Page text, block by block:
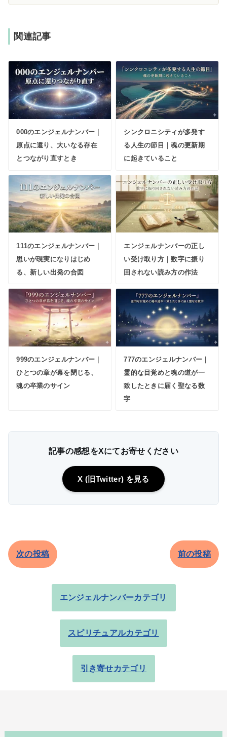
関連記事
000のエンジェルナンバー｜
原点に還り、大いなる存在
とつながり直すとき
シンクロニシティが多発す
る人生の節目｜魂の更新期
に起きていること
111のエンジェルナンバー｜
思いが現実になりはじめ
る、新しい出発の合図
エンジェルナンバーの正し
い受け取り方｜数字に振り
回されない読み方の作法
999のエンジェルナンバー｜
ひとつの章が幕を閉じる、
魂の卒業のサイン
777のエンジェルナンバー｜
霊的な目覚めと魂の道が一
致したときに届く聖なる数
字
記事の感想をXにてお寄せください
X (旧Twitter) を見る
次の投稿 前の投稿
エンジェルナンバーカテゴリ
スピリチュアルカテゴリ
引き寄せカテゴリ